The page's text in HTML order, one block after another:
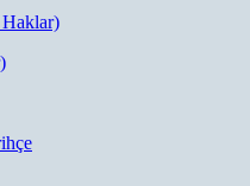
Haklar)